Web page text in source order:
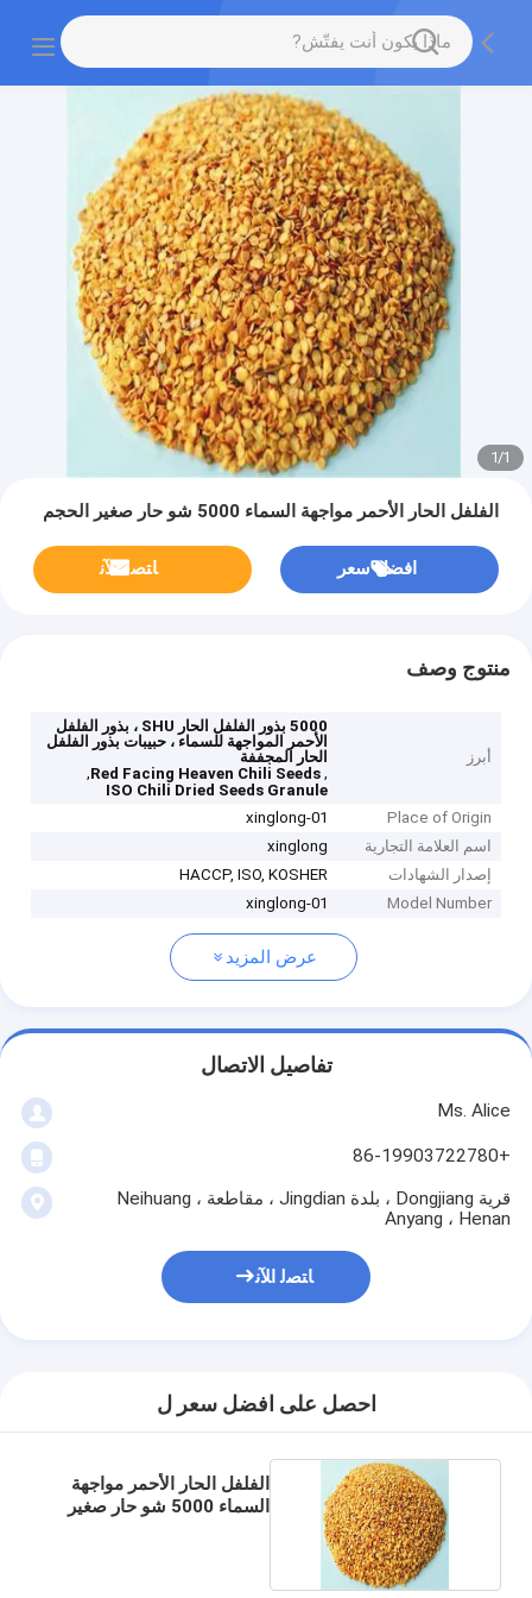
1
/
1
الفلفل الحار الأحمر مواجهة السماء 5000 شو حار صغير الحجم
افضل سعر ﺎﺘﺼﻟ ﺍﻶﻧ
منتوج وصف
أبرز
5000 بذور الفلفل الحار SHU ، بذور الفلفل
الأحمر المواجهة للسماء ، حبيبات بذور الفلفل
الحار المجففة
,
Red Facing Heaven Chili Seeds
,
ISO Chili Dried Seeds Granule
Place of Origin
xinglong-01
اسم العلامة التجارية
xinglong
إصدار الشهادات
HACCP, ISO, KOSHER
Model Number
xinglong-01
عرض المزيد
تفاصيل الاتصال
Ms. Alice
+86-19903722780
قرية Dongjiang ، بلدة Jingdian ، مقاطعة Neihuang ،
Anyang ، Henan
ﺎﺘﺼﻟ ﺍﻶﻧ
احصل على افضل سعر ل
الفلفل الحار الأحمر مواجهة
السماء 5000 شو حار صغير